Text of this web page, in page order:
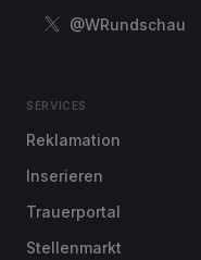
@WRundschau
SERVICES
Reklamation
Inserieren
Trauerportal
Stellenmarkt